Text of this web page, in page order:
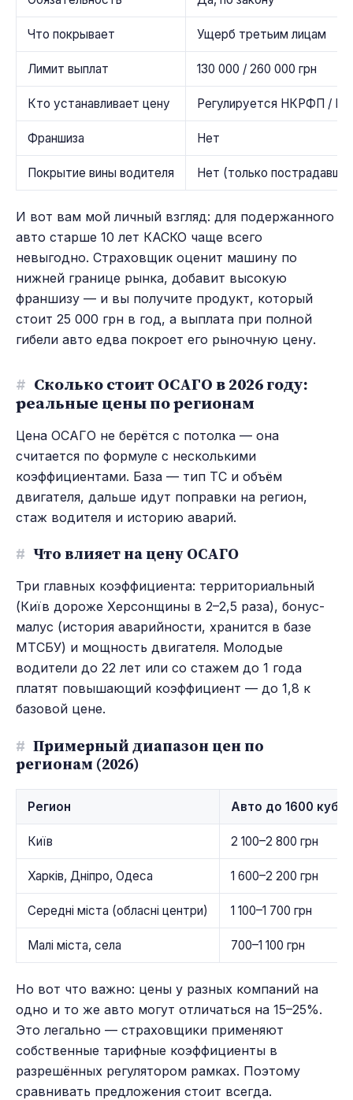
Что покрывает Ущерб третьим лицам
Лимит выплат 130 000 / 260 000 грн
Кто устанавливает цену Регулируется НКРФП /
Франшиза Нет
Покрытие вины водителя Нет (только
И вот вам мой личный взгляд: для подержанного
авто старше 10 лет КАСКО чаще всего
невыгодно. Страховщик оценит машину по
нижней границе рынка, добавит высокую
франшизу — и вы получите продукт, который
стоит 25 000 грн в год, а выплата при полной
гибели авто едва покроет его рыночную цену.
# Сколько стоит ОСАГО в 2026 году:
реальные цены по регионам
Цена ОСАГО не берётся с потолка — она
считается по формуле с несколькими
коэффициентами. База — тип ТС и объём
двигателя, дальше идут поправки на регион,
стаж водителя и историю аварий.
# Что влияет на цену ОСАГО
Три главных коэффициента: территориальный
(Київ дороже Херсонщины в 2–2,5 раза), бонус-
малус (история аварийности, хранится в базе
МТСБУ) и мощность двигателя. Молодые
водители до 22 лет или со стажем до 1 года
платят повышающий коэффициент — до 1,8 к
базовой цене.
# Примерный диапазон цен по
регионам (2026)
Регион Авто до 1600 куб.
Київ 2 100–2 800 грн
Харків, Дніпро, Одеса 1 600–2 200 грн
Середні міста (обласні центри) 1 100–1 700 грн
Малі міста, села 700–1 100 грн
Но вот что важно: цены у разных компаний на
одно и то же авто могут отличаться на 15–25%.
Это легально — страховщики применяют
собственные тарифные коэффициенты в
разрешённых регулятором рамках. Поэтому
сравнивать предложения стоит всегда.